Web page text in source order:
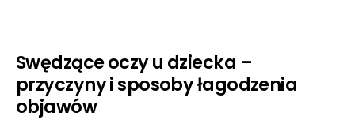
Swędzące oczy u dziecka –
przyczyny i sposoby łagodzenia
objawów